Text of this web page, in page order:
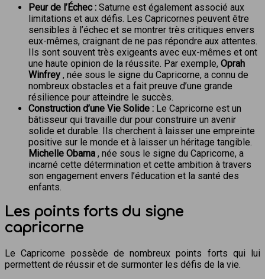
Peur de l’Échec : Saturne est également associé aux
limitations et aux défis. Les Capricornes peuvent être
sensibles à l’échec et se montrer très critiques envers
eux-mêmes, craignant de ne pas répondre aux attentes.
Ils sont souvent très exigeants avec eux-mêmes et ont
une haute opinion de la réussite. Par exemple, Oprah
Winfrey , née sous le signe du Capricorne, a connu de
nombreux obstacles et a fait preuve d’une grande
résilience pour atteindre le succès.
Construction d’une Vie Solide : Le Capricorne est un
bâtisseur qui travaille dur pour construire un avenir
solide et durable. Ils cherchent à laisser une empreinte
positive sur le monde et à laisser un héritage tangible.
Michelle Obama , née sous le signe du Capricorne, a
incarné cette détermination et cette ambition à travers
son engagement envers l’éducation et la santé des
enfants.
Les points forts du signe
capricorne
Le Capricorne possède de nombreux points forts qui lui
permettent de réussir et de surmonter les défis de la vie.